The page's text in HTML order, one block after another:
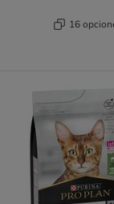
16